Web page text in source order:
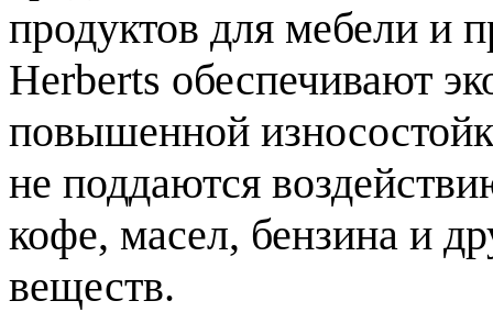
продуктов для мебели и
Herberts обеспечивают
повышенной
не поддаются
кофе, масел, бензина и
веществ.